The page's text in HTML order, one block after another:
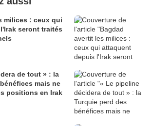
milices : ceux qui
seront traités
de tout » : la
mais ne
positions en Irak